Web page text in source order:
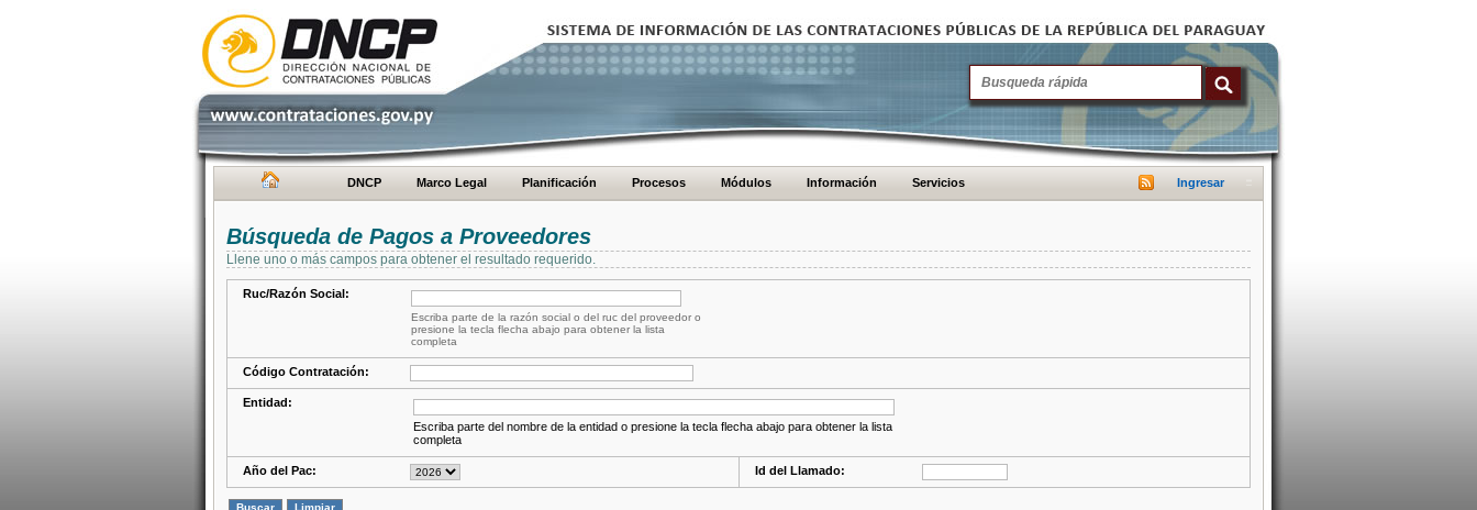
DNCP Marco Legal Planificación Procesos Módulos Información Servicios Ingresar
Búsqueda de Pagos a Proveedores
Llene uno o más campos para obtener el resultado requerido.
Ruc/Razón Social:
Escriba parte de la razón social o del ruc del proveedor o
presione la tecla flecha abajo para obtener la lista
completa
Código Contratación:
Entidad:
Escriba parte del nombre de la entidad o presione la tecla flecha abajo para obtener la lista
completa
Año del Pac: Id del Llamado: